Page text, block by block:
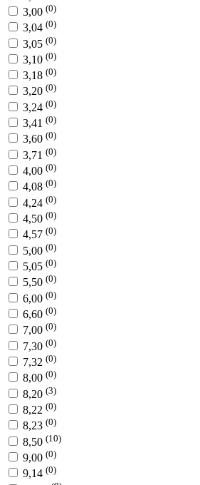
3,00 (0)
3,04 (0)
3,05 (0)
3,10 (0)
3,18 (0)
3,20 (0)
3,24 (0)
3,41 (0)
3,60 (0)
3,71 (0)
4,00 (0)
4,08 (0)
4,24 (0)
4,50 (0)
4,57 (0)
5,00 (0)
5,05 (0)
5,50 (0)
6,00 (0)
6,60 (0)
7,00 (0)
7,30 (0)
7,32 (0)
8,00 (0)
8,20 (3)
8,22 (0)
8,23 (0)
8,50 (10)
9,00 (0)
9,14 (0)